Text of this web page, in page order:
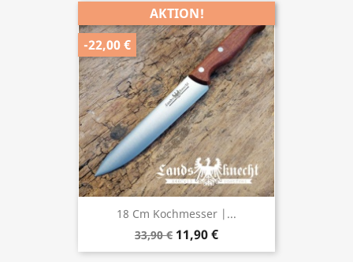
18 Cm Kochmesser |...
33,90 € 11,90 €
AKTION!
-22,00 €